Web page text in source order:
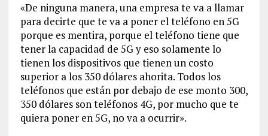
«De ninguna manera, una empresa te va a llamar
para decirte que te va a poner el teléfono en 5G
porque es mentira, porque el teléfono tiene que
tener la capacidad de 5G y eso solamente lo
tienen los dispositivos que tienen un costo
superior a los 350 dólares ahorita. Todos los
teléfonos que están por debajo de ese monto 300,
350 dólares son teléfonos 4G, por mucho que te
quiera poner en 5G, no va a ocurrir».